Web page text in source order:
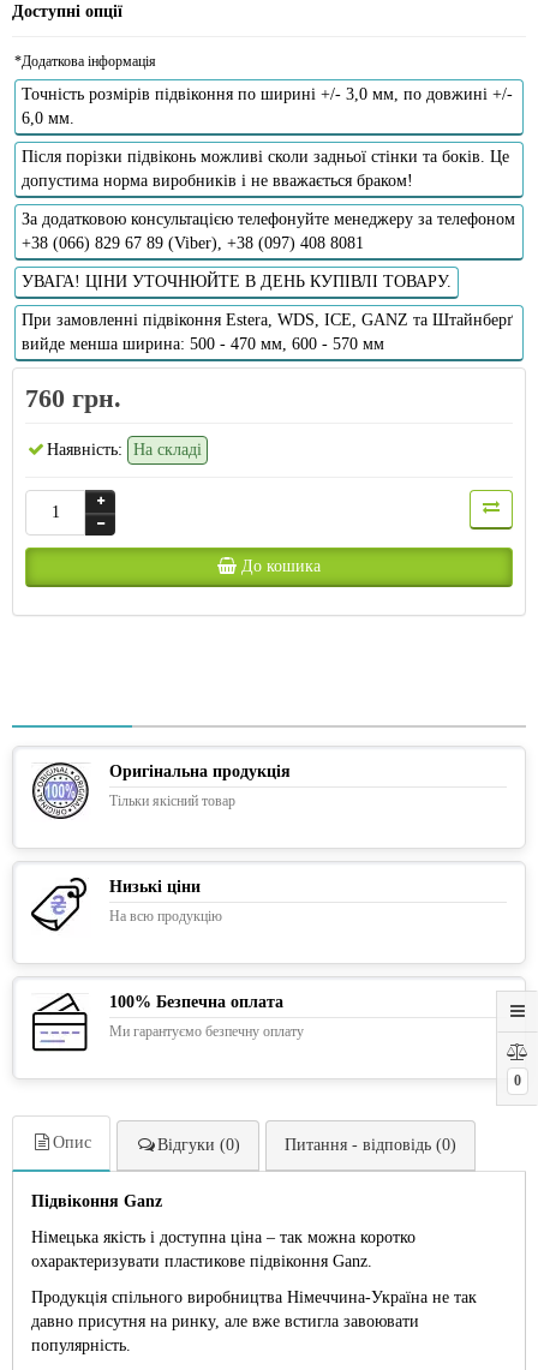
0
Доступні опції
*Додаткова інформація
Точність розмірів підвіконня по ширині +/- 3,0 мм, по довжині +/-
6,0 мм.
Після порізки підвіконь можливі сколи задньої стінки та боків. Це
допустима норма виробників і не вважається браком!
За додатковою консультацією телефонуйте менеджеру за телефоном
+38 (066) 829 67 89 (Viber), +38 (097) 408 8081
УВАГА! ЦІНИ УТОЧНЮЙТЕ В ДЕНЬ КУПІВЛІ ТОВАРУ.
При замовленні підвіконня Estera, WDS, ICE, GANZ та Штайнберґ
вийде менша ширина: 500 - 470 мм, 600 - 570 мм
760 грн.
Наявність: На складі
До кошика
Оригінальна продукція
Тільки якісний товар
Низькі ціни
На всю продукцію
100% Безпечна оплата
Ми гарантуємо безпечну оплату
Опис Відгуки (0) Питання - відповідь (0)
Підвіконня Ganz
Німецька якість і доступна ціна – так можна коротко
охарактеризувати пластикове підвіконня Ganz.
Продукція спільного виробництва Німеччина-Україна не так
давно присутня на ринку, але вже встигла завоювати
популярність.